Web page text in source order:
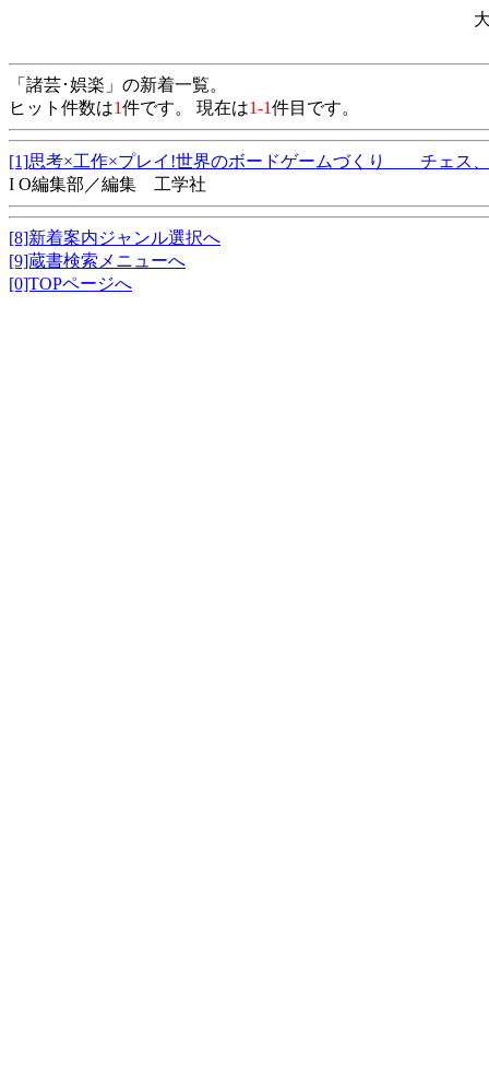
「諸芸･娯楽」の新着一覧。
ヒット件数は1件です。 現在は1-1件目です。
[1]思考×工作×プレイ!世界のボードゲームづくり チェ
I O編集部／編集 工学社
[8]新着案内ジャンル選択へ
[9]蔵書検索メニューへ
[0]TOPページへ